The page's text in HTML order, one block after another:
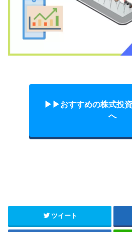
▶︎▶︎おすすめの株式投
へ
ツイート